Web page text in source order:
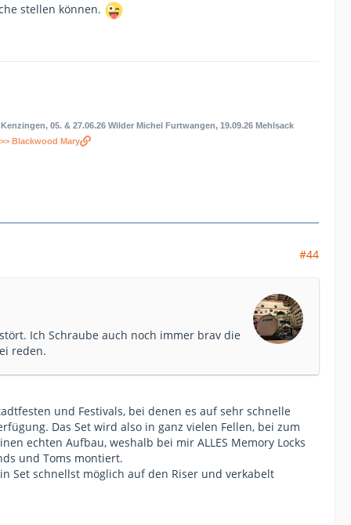
stellen können.
05. & 27.06.26 Wilder Michel Furtwangen, 19.09.26 Mehlsack
>> Blackwood Mary
#44
Ich Schraube auch noch immer brav die
reden.
und Festivals, bei denen es auf sehr schnelle
Das Set wird also in ganz vielen Fellen, bei zum
echten Aufbau, weshalb bei mir ALLES Memory Locks
und Toms montiert.
Set schnellst möglich auf den Riser und verkabelt